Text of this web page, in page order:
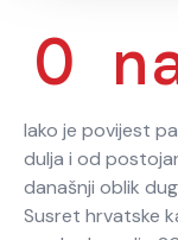
O
Iako je povijest
dulja i od
današnji oblik
Susret hrvatske